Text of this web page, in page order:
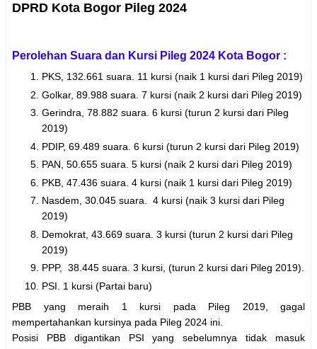
DPRD Kota Bogor Pileg 2024
Perolehan Suara dan Kursi Pileg 2024 Kota Bogor :
PKS, 132.661 suara. 11 kursi (naik 1 kursi dari Pileg 2019)
Golkar, 89.988 suara. 7 kursi (naik 2 kursi dari Pileg 2019)
Gerindra, 78.882 suara. 6 kursi (turun 2 kursi dari Pileg
2019)
PDIP, 69.489 suara. 6 kursi (turun 2 kursi dari Pileg 2019)
PAN, 50.655 suara. 5 kursi (naik 2 kursi dari Pileg 2019)
PKB, 47.436 suara. 4 kursi (naik 1 kursi dari Pileg 2019)
Nasdem, 30.045 suara. 4 kursi (naik 3 kursi dari Pileg
2019)
Demokrat, 43.669 suara. 3 kursi (turun 2 kursi dari Pileg
2019)
PPP, 38.445 suara. 3 kursi, (turun 2 kursi dari Pileg 2019).
PSI. 1 kursi (Partai baru)
PBB yang meraih 1 kursi pada Pileg 2019, gagal
mempertahankan kursinya pada Pileg 2024 ini.
Posisi PBB digantikan PSI yang sebelumnya tidak masuk